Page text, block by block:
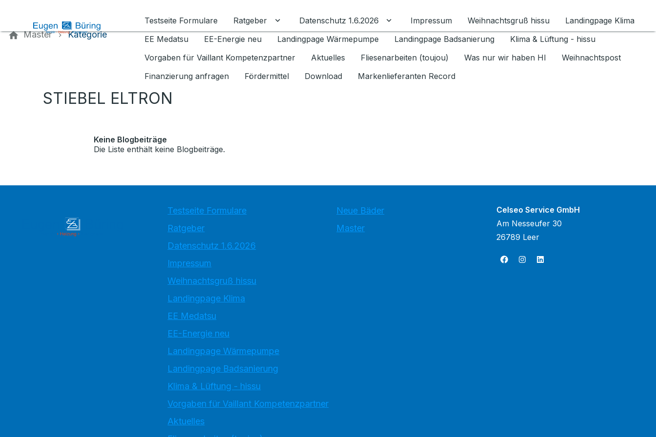
Testseite Formulare
Ratgeber Untermenü für Ratgeber umschalten
Datenschutz 1.6.2026 Untermenü für Datenschutz 1.6.2026 umschalten
Impressum Weihnachtsgruß hissu
Landingpage Klima
EE Medatsu
EE-Energie neu Landingpage Wärmepumpe Landingpage Badsanierung
Klima & Lüftung - hissu
Vorgaben für Vaillant Kompetenzpartner
Aktuelles Fliesenarbeiten (toujou) Was nur wir haben HI
Weihnachtspost
Finanzierung anfragen
Fördermittel Download Markenlieferanten Record
Master Kategorie
STIEBEL ELTRON
Keine Blogbeiträge
Die Liste enthält keine Blogbeiträge.
Testseite Formulare
Ratgeber
Datenschutz 1.6.2026
Impressum
Weihnachtsgruß hissu
Landingpage Klima
EE Medatsu
EE-Energie neu
Landingpage Wärmepumpe
Landingpage Badsanierung
Klima & Lüftung - hissu
Vorgaben für Vaillant Kompetenzpartner
Aktuelles
Neue Bäder
Master
Celseo Service GmbH
Am Nesseufer 30
26789 Leer